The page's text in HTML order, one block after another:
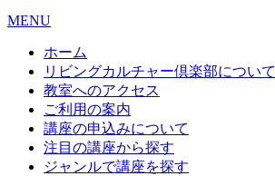
MENU
ホーム
リビングカルチャー倶楽部について
教室へのアクセス
ご利用の案内
講座の申込みについて
注目の講座から探す
ジャンルで講座を探す